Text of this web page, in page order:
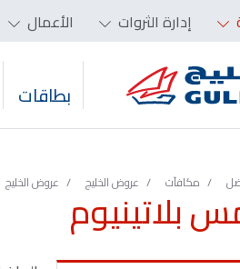
إدارة الثروات الأعمال
بطاقات
مكافآت عروض الخليج عروض الخليج بلاتينيوم